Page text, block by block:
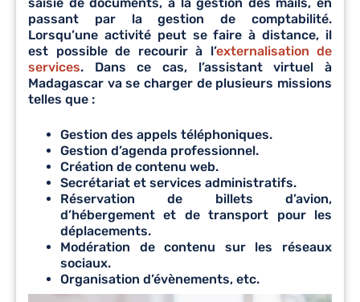
passant par la gestion de comptabilité.
Lorsqu’une activité peut se faire à distance, il
est possible de recourir à l’externalisation de
services. Dans ce cas, l’assistant virtuel à
Madagascar va se charger de plusieurs missions
telles que :
Gestion des appels téléphoniques.
Gestion d’agenda professionnel.
Création de contenu web.
Secrétariat et services administratifs.
Réservation de billets d’avion,
d’hébergement et de transport pour les
déplacements.
Modération de contenu sur les réseaux
sociaux.
Organisation d’évènements, etc.